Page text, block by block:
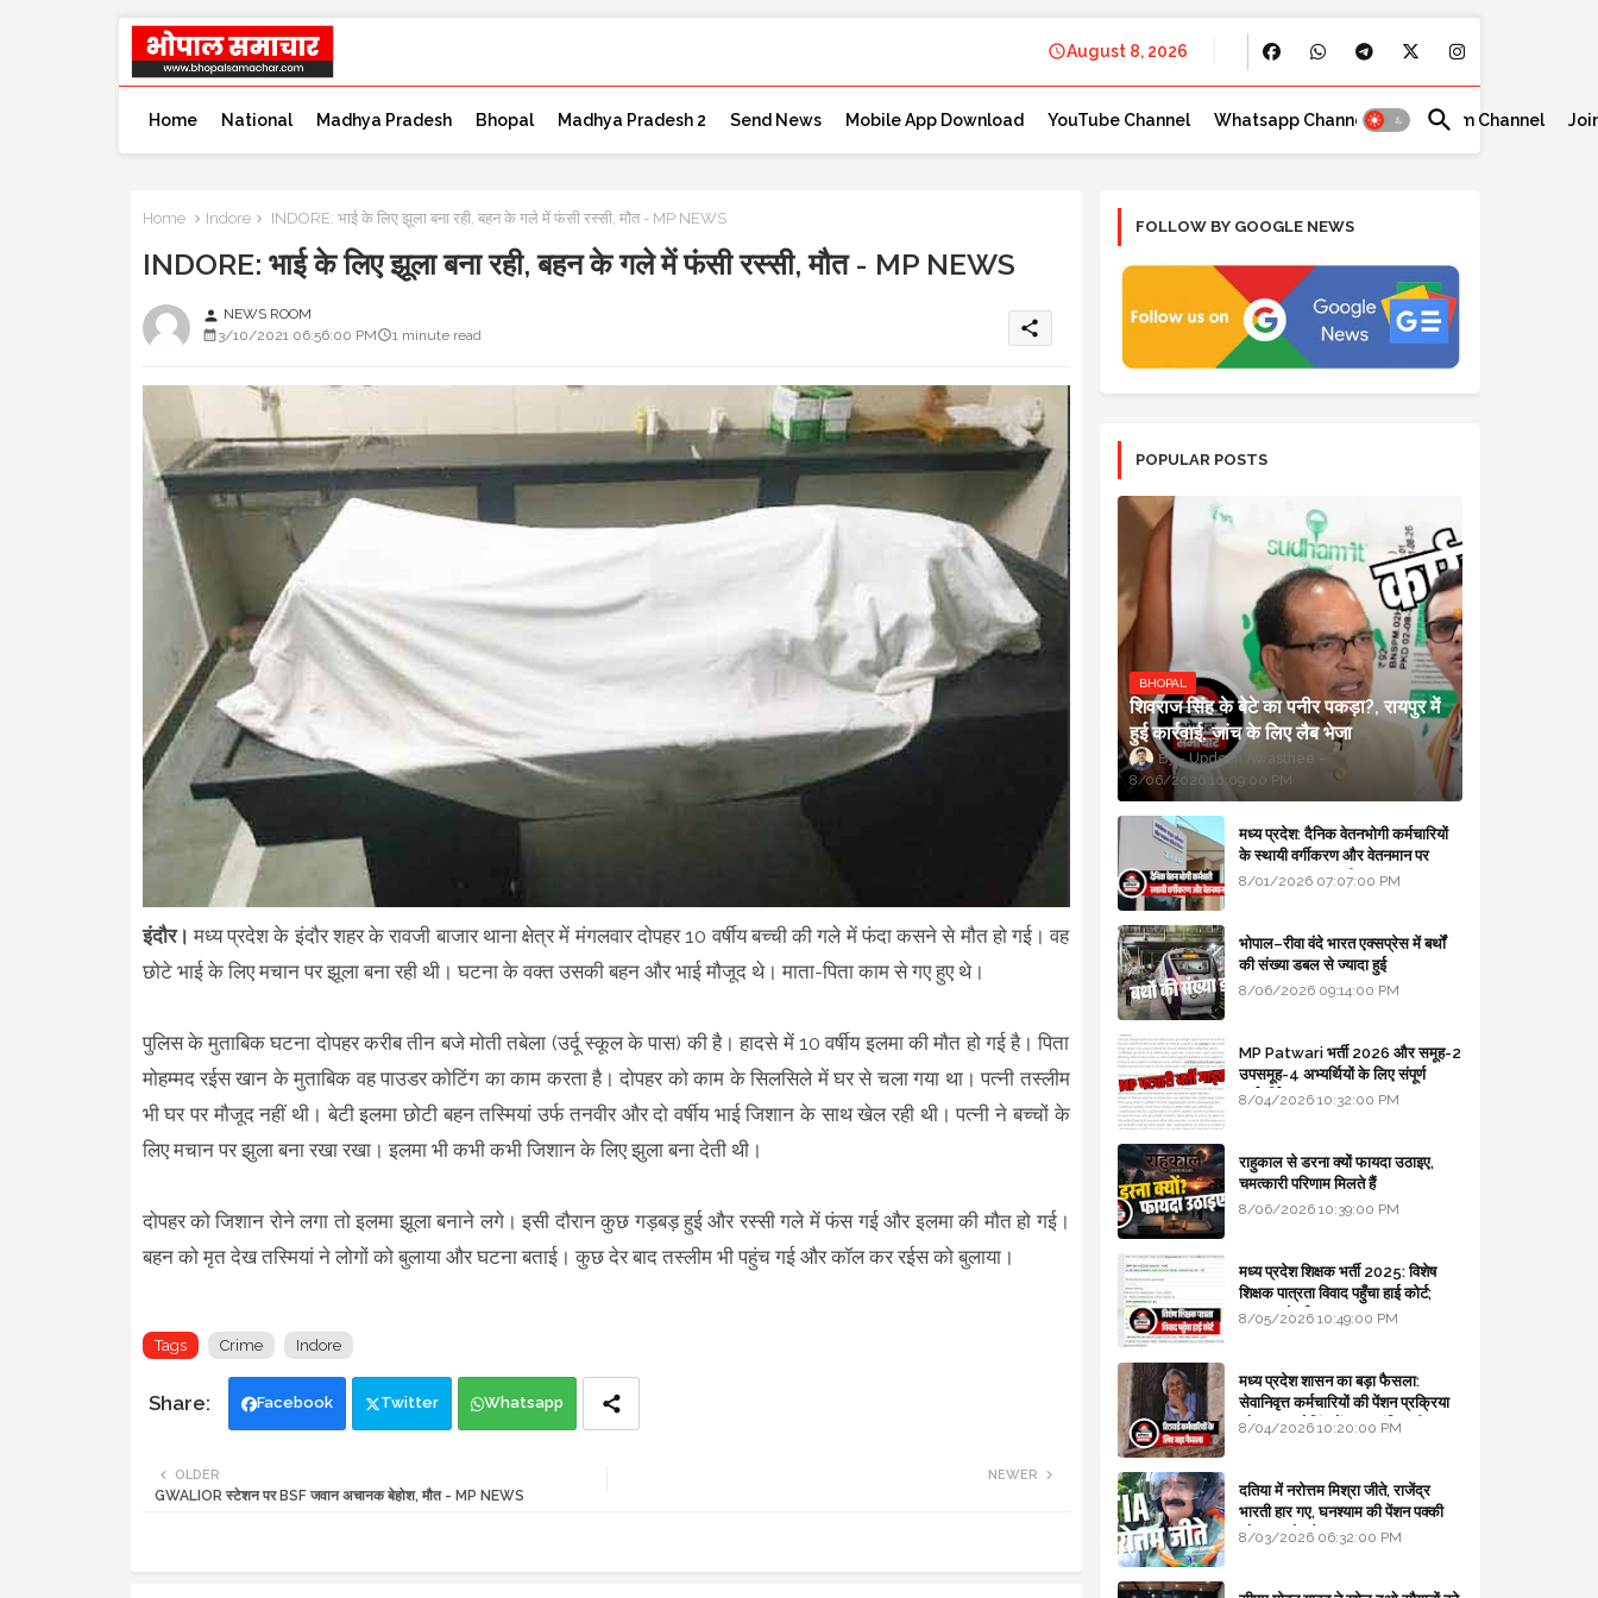
August 8, 2026
Home National Madhya Pradesh Bhopal Madhya Pradesh 2 Send News Mobile App Download YouTube Channel Whatsapp Channel Telegram Channel
Home Indore INDORE: भाई के लिए झूला बना रही, बहन के गले में फंसी रस्सी, मौत - MP NEWS
INDORE: भाई के लिए झूला बना रही, बहन के गले में फंसी रस्सी, मौत - MP NEWS
person NEWS ROOM
3/10/2021 06:56:00 PM
1 minute read share
इंदौर। मध्य प्रदेश के इंदौर शहर के रावजी बाजार थाना क्षेत्र में मंगलवार दोपहर 10 वर्षीय बच्ची की गले में फंदा कसने से मौत हो गई। वह
छोटे भाई के लिए मचान पर झूला बना रही थी। घटना के वक्त उसकी बहन और भाई मौजूद थे। माता-पिता काम से गए हुए थे।
पुलिस के मुताबिक घटना दोपहर करीब तीन बजे मोती तबेला (उर्दू स्कूल के पास) की है। हादसे में 10 वर्षीय इलमा की मौत हो गई है। पिता
मोहम्मद रईस खान के मुताबिक वह पाउडर कोटिंग का काम करता है। दोपहर को काम के सिलसिले में घर से चला गया था। पत्नी तस्लीम
भी घर पर मौजूद नहीं थी। बेटी इलमा छोटी बहन तस्मियां उर्फ तनवीर और दो वर्षीय भाई जिशान के साथ खेल रही थी। पत्नी ने बच्चों के
लिए मचान पर झुला बना रखा रखा। इलमा भी कभी कभी जिशान के लिए झुला बना देती थी।
दोपहर को जिशान रोने लगा तो इलमा झूला बनाने लगे। इसी दौरान कुछ गड़बड़ हुई और रस्सी गले में फंस गई और इलमा की मौत हो गई।
बहन को मृत देख तस्मियां ने लोगों को बुलाया और घटना बताई। कुछ देर बाद तस्लीम भी पहुंच गई और कॉल कर रईस को बुलाया।
Tags Crime Indore
Facebook Twitter Whatsapp
NEWER
OLDER
GWALIOR स्टेशन पर BSF जवान अचानक बेहोश, मौत - MP NEWS
FOLLOW BY GOOGLE NEWS
POPULAR POSTS
BHOPAL
शिवराज सिंह के बेटे का पनीर पकड़ा?, रायपुर में
हुई कार्रवाई, जांच के लिए लैब भेजा
Updesh Awasthee
8/06/2026 10:09:00 PM
मध्य प्रदेश: दैनिक वेतनभोगी कर्मचारियों
के स्थायी वर्गीकरण और वेतनमान पर
सरकार का बड़ा स्पष्टीकरण
8/01/2026 07:07:00 PM
भोपाल–रीवा वंदे भारत एक्सप्रेस में बर्थों
की संख्या डबल से ज्यादा हुई
8/06/2026 09:14:00 PM
MP Patwari भर्ती 2026 और समूह-2
उपसमूह-4 अभ्यर्थियों के लिए संपूर्ण
मार्गदर्शिका
8/04/2026 10:32:00 PM
राहुकाल से डरना क्यों फायदा उठाइए,
चमत्कारी परिणाम मिलते हैं
8/06/2026 10:39:00 PM
मध्य प्रदेश शिक्षक भर्ती 2025: विशेष
शिक्षक पात्रता विवाद पहुँचा हाई कोर्ट;
सरकार से माँगा जवाब
8/05/2026 10:49:00 PM
मध्य प्रदेश शासन का बड़ा फैसला:
सेवानिवृत्त कर्मचारियों की पेंशन प्रक्रिया
और बजट कोडिंग में हुए क्रांतिकारी
8/04/2026 10:20:00 PM
दतिया में नरोत्तम मिश्रा जीते, राजेंद्र
भारती हार गए, घनश्याम की पेंशन पक्की
और आशुतोष बैक टू...
8/03/2026 06:32:00 PM